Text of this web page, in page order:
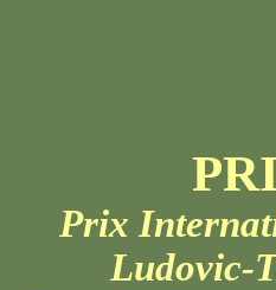
Prix
Ludovic-